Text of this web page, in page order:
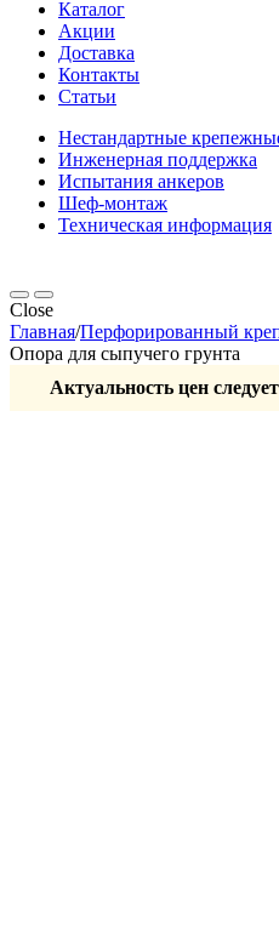
Каталог
Акции
Доставка
Контакты
Статьи
Нестандартные
Инженерная поддержка
Испытания анкеров
Шеф-монтаж
Техническая информация
Close
Главная/Перфорированный
Опора для сыпучего грунта
Актуальность цен